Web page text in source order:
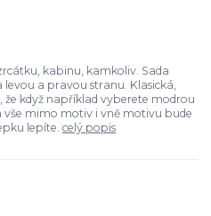
kabinu, kamkoliv. Sada
a pravou stranu. Klasická,
když například vyberete modrou
mimo motiv i vně motivu bude
lepíte. celý popis